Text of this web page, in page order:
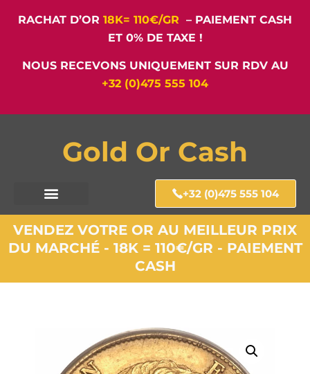
RACHAT D’OR 18K= 110€/GR – PAIEMENT CASH
ET 0% DE TAXE !
NOUS RECEVONS UNIQUEMENT SUR RDV AU
+32 (0)475 555 104
Gold Or Cash
+32 (0)475 555 104
VENDEZ VOTRE OR AU MEILLEUR PRIX
DU MARCHÉ - 18K = 110€/GR - PAIEMENT
CASH